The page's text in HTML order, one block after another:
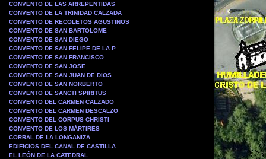
CONVENTO DE LAS ARREPENTIDAS
CONVENTO DE LA TRINIDAD CALZADA
CONVENTO DE RECOLETOS AGUSTINOS
CONVENTO DE SAN BARTOLOME
CONVENTO DE SAN DIEGO
CONVENTO DE SAN FELIPE DE LA P.
CONVENTO DE SAN FRANCISCO
CONVENTO DE SAN JOSE
CONVENTO DE SAN JUAN DE DIOS
CONVENTO DE SAN NORBERTO
CONVENTO DE SANCTI SPIRITUS
CONVENTO DEL CARMEN CALZADO
CONVENTO DEL CARMEN DESCALZO
CONVENTO DEL CORPUS CHRISTI
CONVENTO DE LOS MÁRTIRES
CORRAL DE LA LONGANIZA
EDIFICIOS DEL CANAL DE CASTILLA
EL LEÓN DE LA CATEDRAL